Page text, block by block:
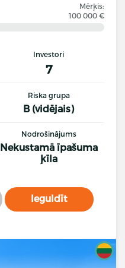
Mērķis:
100 000 €
Investori
7
Riska grupa
B (vidējais)
Nodrošinājums
Nekustamā īpašuma
ķīla
Ieguldīt